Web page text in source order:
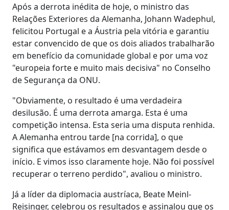
Após a derrota inédita de hoje, o ministro das
Relações Exteriores da Alemanha, Johann Wadephul,
felicitou Portugal e a Áustria pela vitória e garantiu
estar convencido de que os dois aliados trabalharão
em benefício da comunidade global e por uma voz
"europeia forte e muito mais decisiva" no Conselho
de Segurança da ONU.
"Obviamente, o resultado é uma verdadeira
desilusão. É uma derrota amarga. Esta é uma
competição intensa. Esta seria uma disputa renhida.
A Alemanha entrou tarde [na corrida], o que
significa que estávamos em desvantagem desde o
início. E vimos isso claramente hoje. Não foi possível
recuperar o terreno perdido", avaliou o ministro.
Já a líder da diplomacia austríaca, Beate Meinl-
Reisinger, celebrou os resultados e assinalou que os